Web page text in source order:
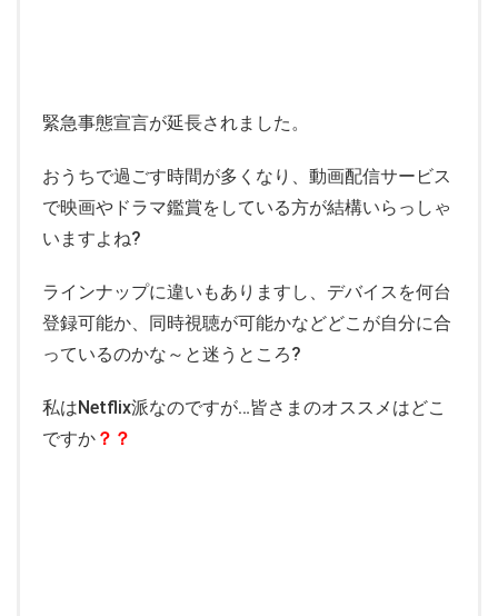
緊急事態宣言が延長されました。
おうちで過ごす時間が多くなり、動画配信サービス
で映画やドラマ鑑賞をしている方が結構いらっしゃ
いますよね?
ラインナップに違いもありますし、デバイスを何台
登録可能か、同時視聴が可能かなどどこが自分に合
っているのかな～と迷うところ?
私はNetflix派なのですが…皆さまのオススメはどこ
ですか ？？